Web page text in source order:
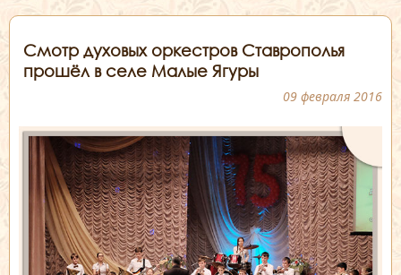
Смотр духовых оркестров Ставрополья
прошёл в селе Малые Ягуры
09 февраля 2016